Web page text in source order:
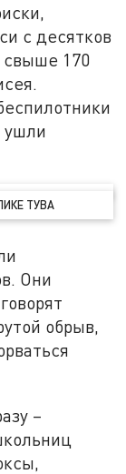
с десятков
свыше 170
ушли
ТУВА
Они
обрыв,
–